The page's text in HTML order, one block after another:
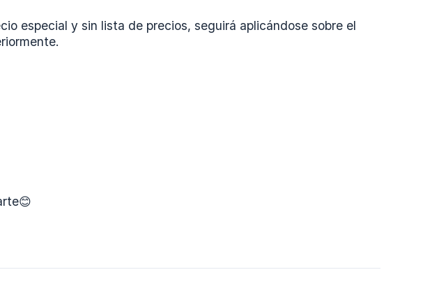
especial y sin lista de precios, seguirá aplicándose sobre el